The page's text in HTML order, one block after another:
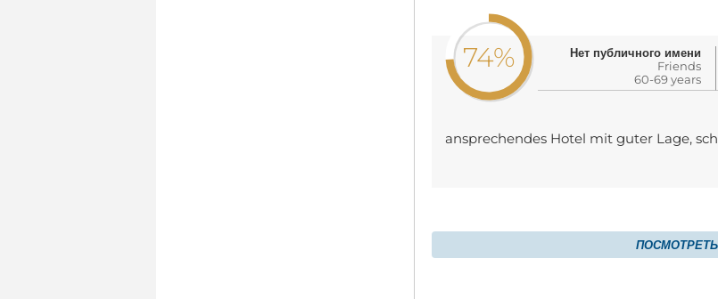
74%
Нет публичного имени
Friends
60-69 years
ansprechendes Hotel mit guter Lage,